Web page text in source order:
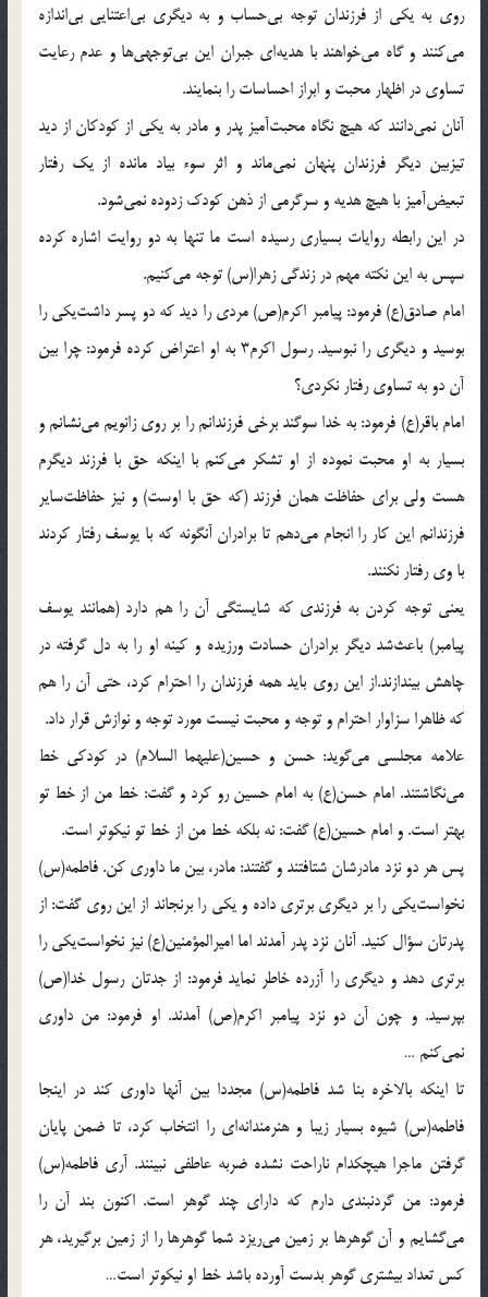
روى به يكى از فرزندان توجه بى‌حساب و به ديگرى بى‌اعتنايى بى‌اندازه
مى‌كنند و گاه مى‌خواهند با هديه‌اى جبران اين بى‌توجهى‌ها و عدم رعايت
تساوى در اظهار محبت و ابراز احساسات را بنمايند.
آنان نمى‌دانند كه هيچ نگاه محبت‌آميز پدر و مادر به يكى از كودكان از ديد
تيزبين ديگر فرزندان پنهان نمى‌ماند و اثر سوء بياد مانده از يك رفتار
تبعيض‌آميز با هيچ هديه و سرگرمى از ذهن كودك زدوده نمى‌شود.
در اين رابطه روايات بسيارى رسيده است ما تنها به دو روايت اشاره كرده
سپس به اين نكته مهم در زندگى زهرا(س) توجه مى‌كنيم.
امام صادق(ع) فرمود: پيامبر اكرم(ص) مردى را ديد كه دو پسر داشت‌يكى را
بوسيد و ديگرى را نبوسيد. رسول اكرم‌3 به او اعتراض كرده فرمود: چرا بين
آن دو به تساوى رفتار نكردى؟
امام باقر(ع) فرمود: به خدا سوگند برخى فرزندانم را بر روى زانويم مى‌نشانم و
بسيار به او محبت نموده از او تشكر مى‌كنم با اينكه حق با فرزند ديگرم
هست ولى براى حفاظت همان فرزند (كه حق با اوست) و نيز حفاظت‌ساير
فرزندانم اين كار را انجام مى‌دهم تا برادران آنگونه كه با يوسف رفتار كردند
با وى رفتار نكنند.
يعنى توجه كردن به فرزندى كه شايستگى آن را هم دارد (همانند يوسف
پيامبر) باعث‌شد ديگر برادران حسادت ورزيده و كينه او را به دل گرفته در
چاهش بيندازند.از اين روى بايد همه فرزندان را احترام كرد، حتى آن را هم
كه ظاهرا سزاوار احترام و توجه و محبت نيست مورد توجه و نوازش قرار داد.
علامه مجلسى مى‌گويد: حسن و حسين(عليهما السلام) در كودكى خط
مى‌نگاشتند. امام حسن(ع) به امام حسين رو كرد و گفت: خط من از خط تو
بهتر است. و امام حسين(ع) گفت: نه بلكه خط من از خط تو نيكوتر است.
پس هر دو نزد مادرشان شتافتند و گفتند: مادر، بين ما داورى كن. فاطمه(س)
نخواست‌يكى را بر ديگرى برترى داده و يكى را برنجاند از اين روى گفت: از
پدرتان سؤال كنيد. آنان نزد پدر آمدند اما اميرالمؤمنين(ع) نيز نخواست‌يكى را
برترى دهد و ديگرى را آزرده خاطر نمايد فرمود: از جدتان رسول خدا(ص)
بپرسيد. و چون آن دو نزد پيامبر اكرم(ص) آمدند. او فرمود: من داورى
نمى‌كنم …
تا اينكه بالاخره بنا شد فاطمه(س) مجددا بين آنها داورى كند در اينجا
فاطمه(س) شيوه بسيار زيبا و هنرمندانه‌اى را انتخاب كرد، تا ضمن پايان
گرفتن ماجرا هيچكدام ناراحت نشده ضربه عاطفى نبينند. آرى فاطمه(س)
فرمود: من گردنبندى دارم كه داراى چند گوهر است. اكنون بند آن را
مى‌گشايم و آن گوهرها بر زمين مى‌ريزد شما گوهرها را از زمين برگيريد، هر
كس تعداد بيشترى گوهر بدست آورده باشد خط او نيكوتر است…